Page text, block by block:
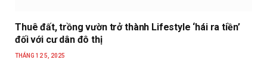
Thuê đất, trồng vườn trở thành Lifestyle ‘hái ra tiền’
đối với cư dân đô thị
THÁNG 12 5, 2025